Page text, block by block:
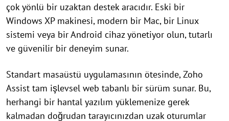
çok yönlü bir uzaktan destek aracıdır. Eski bir
Windows XP makinesi, modern bir Mac, bir Linux
sistemi veya bir Android cihaz yönetiyor olun, tutarlı
ve güvenilir bir deneyim sunar.
Standart masaüstü uygulamasının ötesinde, Zoho
Assist tam işlevsel web tabanlı bir sürüm sunar. Bu,
herhangi bir hantal yazılım yüklemenize gerek
kalmadan doğrudan tarayıcınızdan uzak oturumlar